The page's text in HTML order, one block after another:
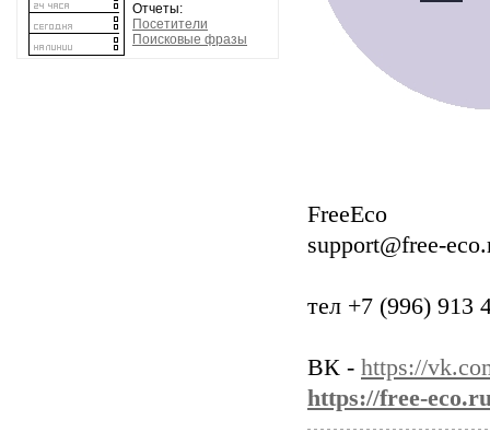
Отчеты:
Посетители
Поисковые фразы
FreeEco
support@free-
тел +7 (996) 913
ВК - https://
https://free-